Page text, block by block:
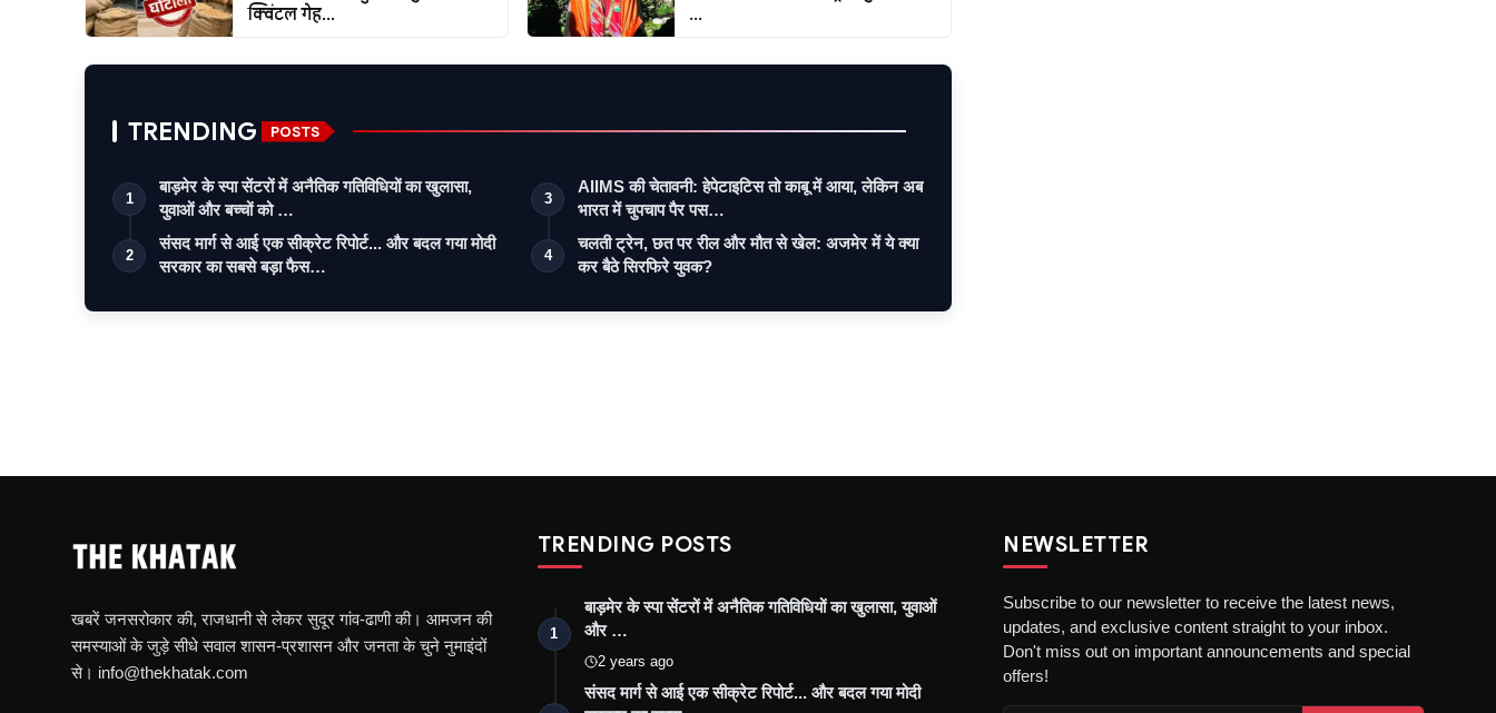
क्विंटल गेह...
...
TRENDING POSTS
1
बाड़मेर के स्पा सेंटरों में अनैतिक गतिविधियों का खुलासा,
युवाओं और बच्चों को …
2
संसद मार्ग से आई एक सीक्रेट रिपोर्ट... और बदल गया मोदी
सरकार का सबसे बड़ा फैस…
3
AIIMS की चेतावनी: हेपेटाइटिस तो काबू में आया, लेकिन अब
भारत में चुपचाप पैर पस…
4
चलती ट्रेन, छत पर रील और मौत से खेल: अजमेर में ये क्या
कर बैठे सिरफिरे युवक?
खबरें जनसरोकार की, राजधानी से लेकर सुदूर गांव-ढाणी की। आमजन की
समस्याओं के जुड़े सीधे सवाल शासन-प्रशासन और जनता के चुने नुमाइंदों
से। info@thekhatak.com
TRENDING POSTS
1
बाड़मेर के स्पा सेंटरों में अनैतिक गतिविधियों का खुलासा, युवाओं
और …
2 years ago
संसद मार्ग से आई एक सीक्रेट रिपोर्ट... और बदल गया मोदी
NEWSLETTER
Subscribe to our newsletter to receive the latest news,
updates, and exclusive content straight to your inbox.
Don't miss out on important announcements and special
offers!